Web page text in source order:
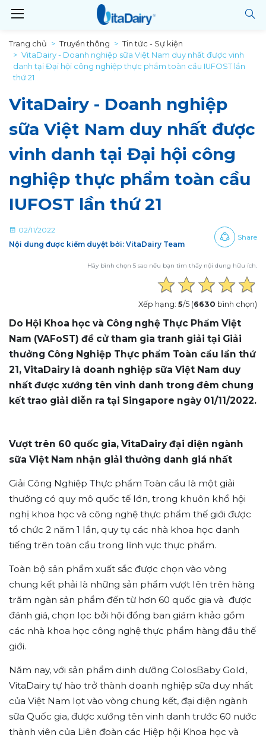
Trang chủ Truyền thông
Tin tức - Sự kiện
VitaDairy - Doanh nghiệp sữa Việt Nam duy nhất được vinh
danh tại Đại hội công nghiệp thực phẩm toàn cầu IUFOST lần
thứ 21
VitaDairy - Doanh nghiệp
sữa Việt Nam duy nhất được
vinh danh tại Đại hội công
nghiệp thực phẩm toàn cầu
IUFOST lần thứ 21
02/11/2022
Nội dung được kiểm duyệt bởi: VitaDairy Team
Share
Hãy bình chọn 5 sao nếu bạn tìm thấy nội dung hữu ích.
Xếp hạng: 5/5 (6630 bình chọn)
Do Hội Khoa học và Công nghệ Thực Phẩm Việt
Nam (VAFoST) đề cử tham gia tranh giải tại Giải
thưởng Công Nghiệp Thực phẩm Toàn cầu lần thứ
21, VitaDairy là doanh nghiệp sữa Việt Nam duy
nhất được xướng tên vinh danh trong đêm chung
kết trao giải diễn ra tại Singapore ngày 01/11/2022.
Vượt trên 60 quốc gia, VitaDairy đại diện ngành
sữa Việt Nam nhận giải thưởng danh giá nhất
Giải Công Nghiệp Thực phẩm Toàn cầu là một giải
thưởng có quy mô quốc tế lớn, trong khuôn khổ hội
nghị khoa học và công nghệ thực phẩm thế giới được
tổ chức 2 năm 1 lần, quy tụ các nhà khoa học danh
tiếng trên toàn cầu trong lĩnh vực thực phẩm.
Toàn bộ sản phẩm xuất sắc được chọn vào vòng
chung kết phải là những sản phẩm vượt lên trên hàng
trăm ngàn sản phẩm đến từ hơn 60 quốc gia và được
đánh giá, chọn lọc bởi hội đồng ban giám khảo gồm
các nhà khoa học công nghệ thực phẩm hàng đầu thế
giới.
Năm nay, với sản phẩm dinh dưỡng ColosBaby Gold,
VitaDairy tự hào trở thành doanh nghiệp sữa duy nhất
của Việt Nam lọt vào vòng chung kết, đại diện ngành
sữa Quốc gia, được xướng tên vinh danh trước 60 nước
thành viên của Liên đoàn các Hiệp hội Khoa học và